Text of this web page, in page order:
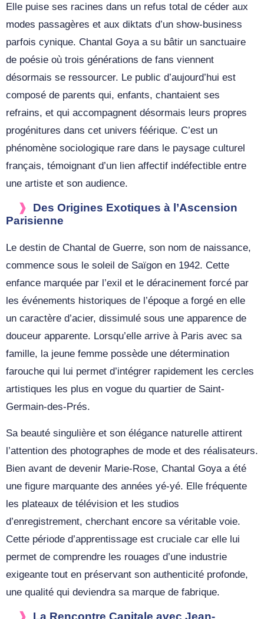
Elle puise ses racines dans un refus total de céder aux
modes passagères et aux diktats d’un show-business
parfois cynique. Chantal Goya a su bâtir un sanctuaire
de poésie où trois générations de fans viennent
désormais se ressourcer. Le public d’aujourd’hui est
composé de parents qui, enfants, chantaient ses
refrains, et qui accompagnent désormais leurs propres
progénitures dans cet univers féérique. C’est un
phénomène sociologique rare dans le paysage culturel
français, témoignant d’un lien affectif indéfectible entre
une artiste et son audience.
Des Origines Exotiques à l’Ascension
Parisienne
Le destin de Chantal de Guerre, son nom de naissance,
commence sous le soleil de Saïgon en 1942. Cette
enfance marquée par l’exil et le déracinement forcé par
les événements historiques de l’époque a forgé en elle
un caractère d’acier, dissimulé sous une apparence de
douceur apparente. Lorsqu’elle arrive à Paris avec sa
famille, la jeune femme possède une détermination
farouche qui lui permet d’intégrer rapidement les cercles
artistiques les plus en vogue du quartier de Saint-
Germain-des-Prés.
Sa beauté singulière et son élégance naturelle attirent
l’attention des photographes de mode et des réalisateurs.
Bien avant de devenir Marie-Rose, Chantal Goya a été
une figure marquante des années yé-yé. Elle fréquente
les plateaux de télévision et les studios
d’enregistrement, cherchant encore sa véritable voie.
Cette période d’apprentissage est cruciale car elle lui
permet de comprendre les rouages d’une industrie
exigeante tout en préservant son authenticité profonde,
une qualité qui deviendra sa marque de fabrique.
La Rencontre Capitale avec Jean-